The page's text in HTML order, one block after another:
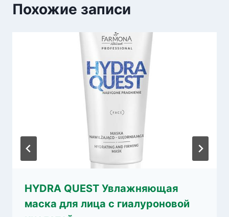
Похожие записи
HYDRA QUEST Увлажняющая
маска для лица с гиалуроновой